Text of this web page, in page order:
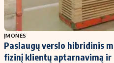
ĮMONĖS
Paslaugų verslo hibridinis
fizinį klientų aptarnavimą